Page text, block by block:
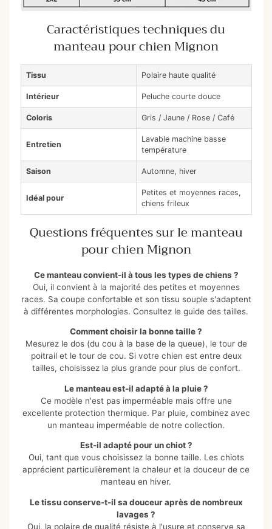
Caractéristiques techniques du
manteau pour chien Mignon
Tissu Polaire haute qualité
Intérieur Peluche courte douce
Coloris Gris / Jaune / Rose / Café
Entretien
Lavable machine basse
température
Saison Automne, hiver
Idéal pour
Petites et moyennes races,
chiens frileux
Questions fréquentes sur le manteau
pour chien Mignon
Ce manteau convient-il à tous les types de chiens ?
Oui, il convient à la majorité des petites et moyennes
races. Sa coupe confortable et son tissu souple s'adaptent
à différentes morphologies. Consultez le guide des tailles.
Comment choisir la bonne taille ?
Mesurez le dos (du cou à la base de la queue), le tour de
poitrail et le tour de cou. Si votre chien est entre deux
tailles, choisissez la plus grande pour plus de confort.
Le manteau est-il adapté à la pluie ?
Ce modèle n'est pas imperméable mais offre une
excellente protection thermique. Par pluie, combinez avec
un manteau imperméable de notre collection.
Est-il adapté pour un chiot ?
Oui, tant que vous choisissez la bonne taille. Les chiots
apprécient particulièrement la chaleur et la douceur de ce
manteau en hiver.
Le tissu conserve-t-il sa douceur après de nombreux
lavages ?
Oui, la polaire de qualité résiste à l'usure et conserve sa